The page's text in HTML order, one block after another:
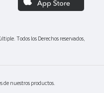
Todos los Derechos reservados,
de nuestros productos.